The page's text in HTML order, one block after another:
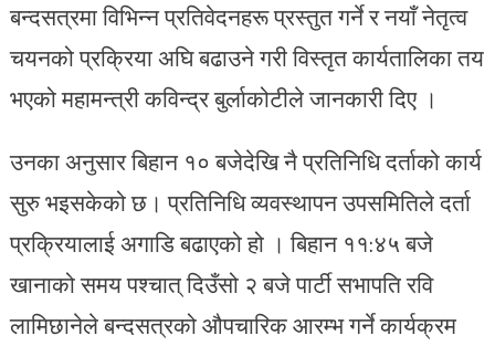
बन्दसत्रमा विभिन्न प्रतिवेदनहरू प्रस्तुत गर्ने र नयाँ नेतृत्व
चयनको प्रक्रिया अघि बढाउने गरी विस्तृत कार्यतालिका तय
भएको महामन्त्री कविन्द्र बुर्लाकोटीले जानकारी दिए ।
उनका अनुसार बिहान १० बजेदेखि नै प्रतिनिधि दर्ताको कार्य
सुरु भइसकेको छ। प्रतिनिधि व्यवस्थापन उपसमितिले दर्ता
प्रक्रियालाई अगाडि बढाएको हो । बिहान ११:४५ बजे
खानाको समय पश्चात् दिउँसो २ बजे पार्टी सभापति रवि
लामिछानेले बन्दसत्रको औपचारिक आरम्भ गर्ने कार्यक्रम